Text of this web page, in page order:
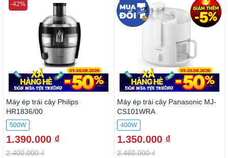
Máy ép trái cây Philips
HR1836/00
500W
1.390.000 ₫
2.400.000 ₫
-42%
Máy ép trái cây Panasonic MJ-
CS101WRA
400W
1.350.000 ₫
2.460.000 ₫
-45%